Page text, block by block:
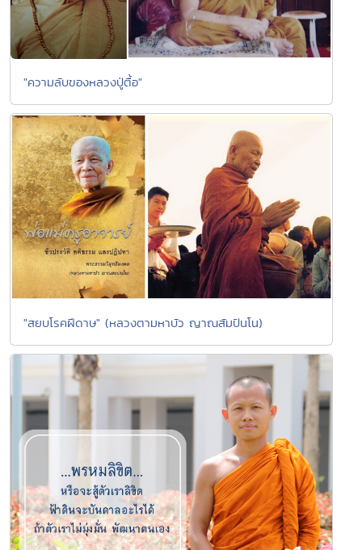
"ความลับของหลวงปู่ตื้อ"
"สยบโรคฝีดาษ" (หลวงตามหาบัว ญาณสัมปันโน)